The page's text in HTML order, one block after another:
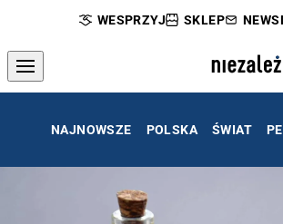
WESPRZYJ SKLEP
NAJNOWSZE POLSKA ŚWIAT